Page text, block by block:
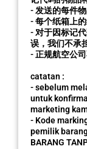
- 发送的每件
- 每个纸箱上
- 对于因标记
误，我们不承
- 正规航空公
catatan :
- sebelum
untuk
marketing
- Kode
pemilik
BARANG